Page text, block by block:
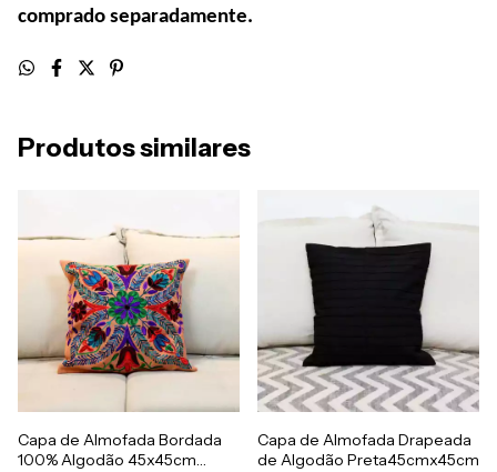
comprado separadamente.
Produtos similares
Capa de Almofada Bordada
100% Algodão 45x45cm
Capa de Almofada Drapeada
de Algodão Preta45cmx45cm